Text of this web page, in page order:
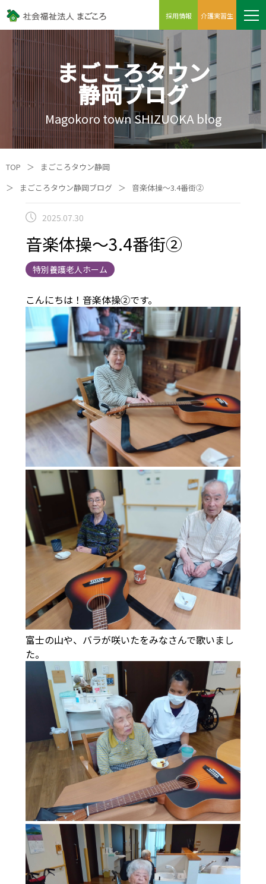
採用情報 介護実習生
まごころタウン
静岡ブログ
Magokoro town SHIZUOKA blog
TOP ＞
まごころタウン静岡
＞
まごころタウン静岡ブログ ＞ 音楽体操～3.4番街②
2025.07.30
音楽体操～3.4番街②
特別養護老人ホーム
こんにちは！音楽体操②です。
富士の山や、バラが咲いたをみなさんで歌いまし
た。